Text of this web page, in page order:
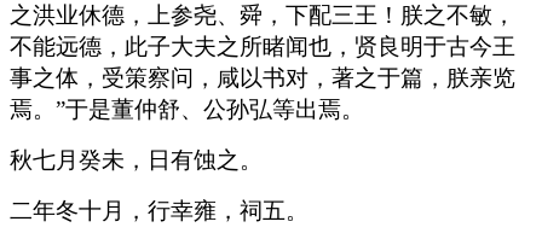
之洪业休德，上参尧、舜，下配三王！朕之不敏，
不能远德，此子大夫之所睹闻也，贤良明于古今王
事之体，受策察问，咸以书对，著之于篇，朕亲览
焉。”于是董仲舒、公孙弘等出焉。
秋七月癸未，日有蚀之。
二年冬十月，行幸雍，祠五。